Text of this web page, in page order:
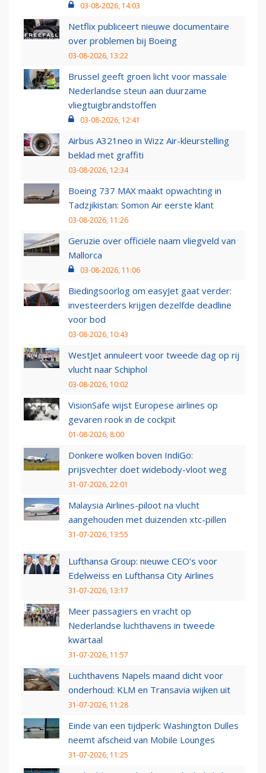
03-08-2026, 14:03
Netflix publiceert nieuwe documentaire
over problemen bij Boeing
03-08-2026, 13:22
Brussel geeft groen licht voor massale
Nederlandse steun aan duurzame
vliegtuigbrandstoffen
03-08-2026, 12:41
Airbus A321neo in Wizz Air-kleurstelling
beklad met graffiti
03-08-2026, 12:34
Boeing 737 MAX maakt opwachting in
Tadzjikistan: Somon Air eerste klant
03-08-2026, 11:26
Geruzie over officiële naam vliegveld van
Mallorca
03-08-2026, 11:06
Biedingsoorlog om easyJet gaat verder:
investeerders krijgen dezelfde deadline
voor bod
03-08-2026, 10:43
WestJet annuleert voor tweede dag op rij
vlucht naar Schiphol
03-08-2026, 10:02
VisionSafe wijst Europese airlines op
gevaren rook in de cockpit
01-08-2026, 8:00
Donkere wolken boven IndiGo:
prijsvechter doet widebody-vloot weg
31-07-2026, 22:01
Malaysia Airlines-piloot na vlucht
aangehouden met duizenden xtc-pillen
31-07-2026, 13:55
Lufthansa Group: nieuwe CEO’s voor
Edelweiss en Lufthansa City Airlines
31-07-2026, 13:17
Meer passagiers en vracht op
Nederlandse luchthavens in tweede
kwartaal
31-07-2026, 11:57
Luchthavens Napels maand dicht voor
onderhoud: KLM en Transavia wijken uit
31-07-2026, 11:28
Einde van een tijdperk: Washington Dulles
neemt afscheid van Mobile Lounges
31-07-2026, 11:25